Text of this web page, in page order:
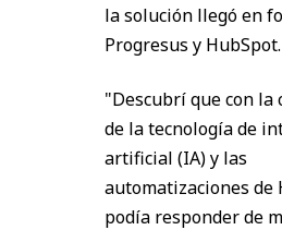
la solución llegó en
Progresus y HubSpot.
"Descubrí que con la
de la tecnología de
artificial (IA) y las
automatizaciones de
podía responder de